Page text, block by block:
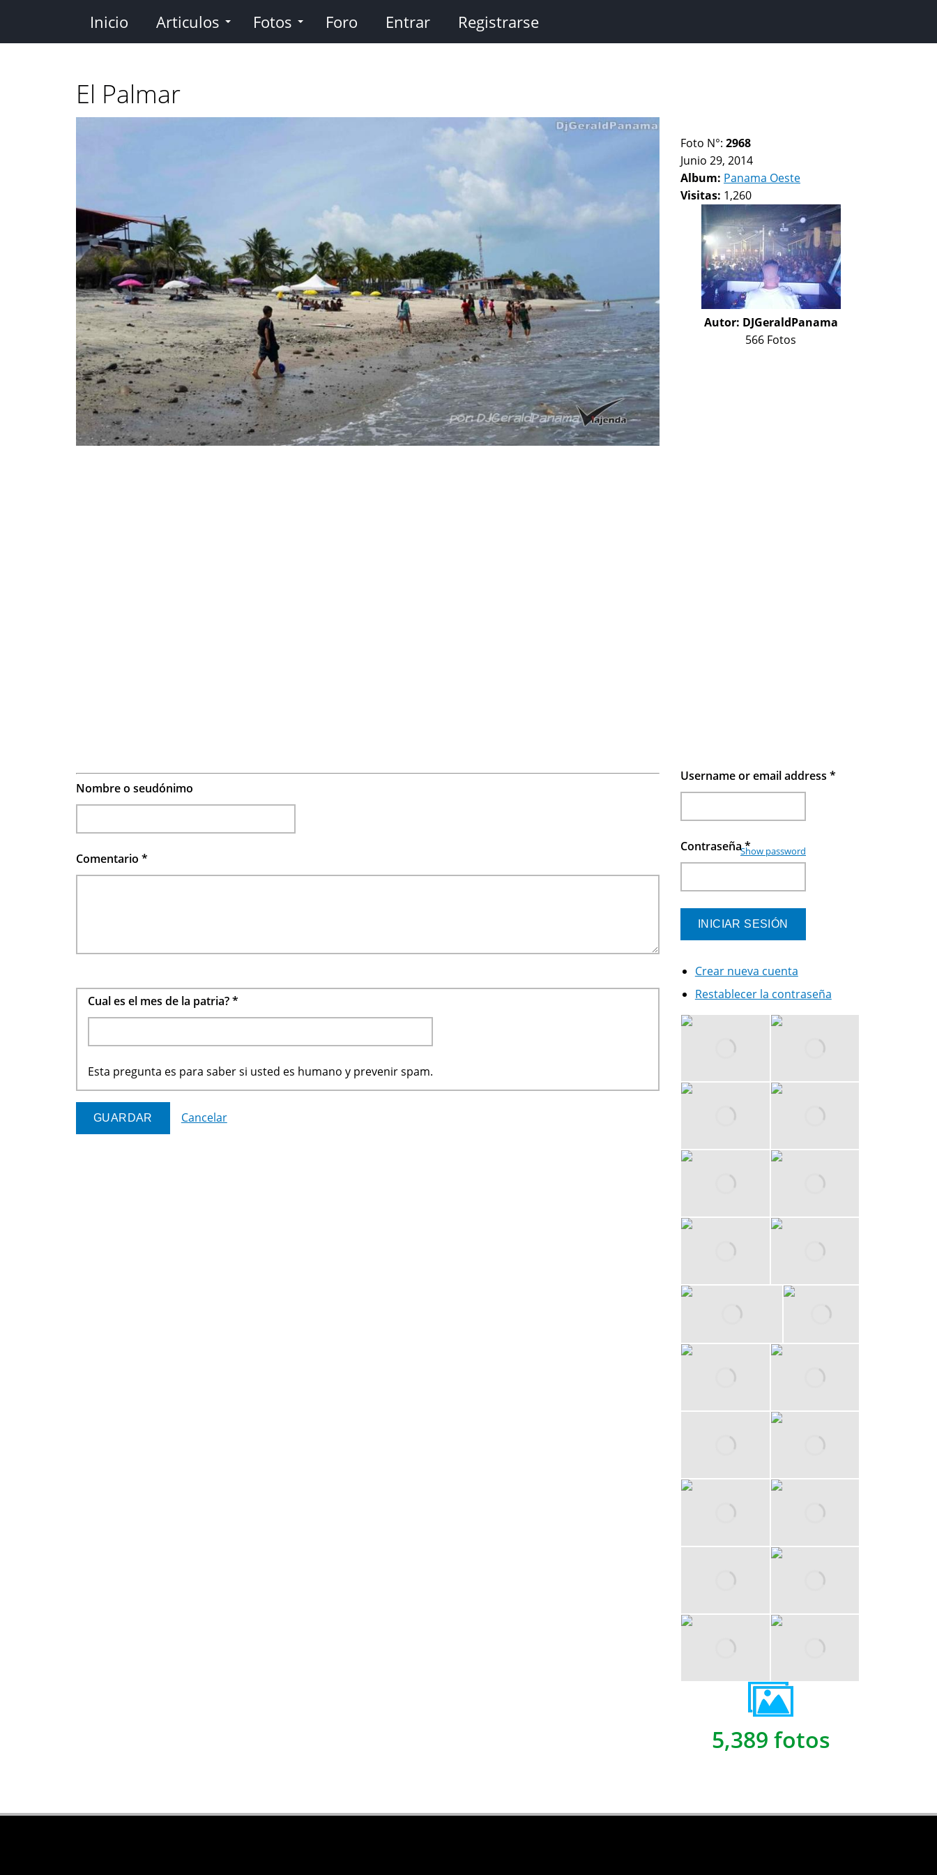
contenido
Inicio Articulos Fotos Foro Entrar Registrarse
El Palmar
Foto N°: 2968
Junio 29, 2014
Album: Panama Oeste
Visitas: 1,260
Autor: DJGeraldPanama
566 Fotos
Nombre o seudónimo
Comentario *
Cual es el mes de la patria?*
Esta pregunta es para saber si usted es humano y prevenir spam.
Cancelar
Username or email address *
Contraseña*
Show password
Crear nueva cuenta
Restablecer la contraseña
5,389 fotos